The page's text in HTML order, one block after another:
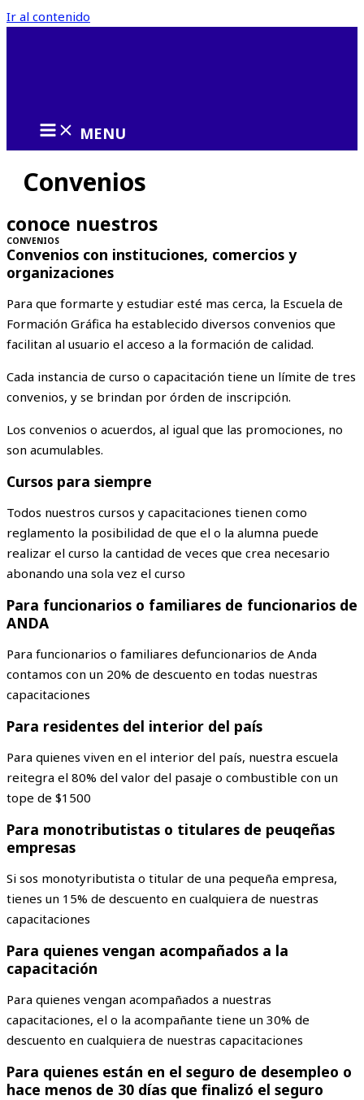
Ir al contenido
MENU
Convenios
conoce nuestros
CONVENIOS
Convenios con instituciones, comercios y
organizaciones
Para que formarte y estudiar esté mas cerca, la Escuela de
Formación Gráfica ha establecido diversos convenios que
facilitan al usuario el acceso a la formación de calidad.
Cada instancia de curso o capacitación tiene un límite de tres
convenios, y se brindan por órden de inscripción.
Los convenios o acuerdos, al igual que las promociones, no
son acumulables.
Cursos para siempre
Todos nuestros cursos y capacitaciones tienen como
reglamento la posibilidad de que el o la alumna puede
realizar el curso la cantidad de veces que crea necesario
abonando una sola vez el curso
Para funcionarios o familiares de funcionarios de
ANDA
Para funcionarios o familiares defuncionarios de Anda
contamos con un 20% de descuento en todas nuestras
capacitaciones
Para residentes del interior del país
Para quienes viven en el interior del país, nuestra escuela
reitegra el 80% del valor del pasaje o combustible con un
tope de $1500
Para monotributistas o titulares de peuqeñas
empresas
Si sos monotyributista o titular de una pequeña empresa,
tienes un 15% de descuento en cualquiera de nuestras
capacitaciones
Para quienes vengan acompañados a la
capacitación
Para quienes vengan acompañados a nuestras
capacitaciones, el o la acompañante tiene un 30% de
descuento en cualquiera de nuestras capacitaciones
Para quienes están en el seguro de desempleo o
hace menos de 30 días que finalizó el seguro